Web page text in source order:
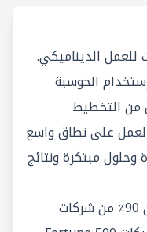
الديناميكي.
الحوسبة
من التخطيط
العمل على نطاق واسع
مبتكرة ونتائج
في الوقت الحالي ، تعتمد أكثر من 90٪ من شركات